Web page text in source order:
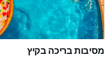
מסיבות בריכה בקיץ